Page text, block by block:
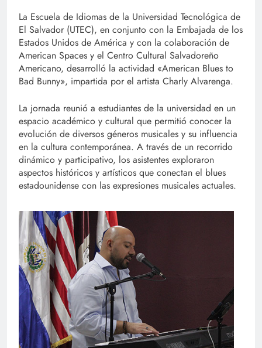
La Escuela de Idiomas de la Universidad Tecnológica de
El Salvador (UTEC), en conjunto con la Embajada de los
Estados Unidos de América y con la colaboración de
American Spaces y el Centro Cultural Salvadoreño
Americano, desarrolló la actividad «American Blues to
Bad Bunny», impartida por el artista Charly Alvarenga.
La jornada reunió a estudiantes de la universidad en un
espacio académico y cultural que permitió conocer la
evolución de diversos géneros musicales y su influencia
en la cultura contemporánea. A través de un recorrido
dinámico y participativo, los asistentes exploraron
aspectos históricos y artísticos que conectan el blues
estadounidense con las expresiones musicales actuales.